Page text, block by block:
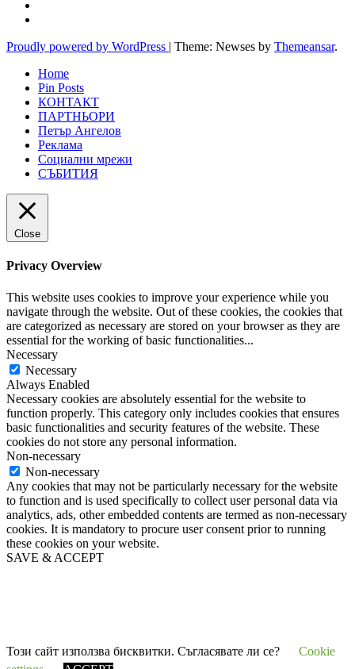
Proudly powered by WordPress | Theme: Newses by Themeansar.
Home
Pin Posts
КОНТАКТ
ПАРТНЬОРИ
Петър Ангелов
Реклама
Социални мрежи
СЪБИТИЯ
Този сайт използва бисквитки. Съгласявате ли се?
Cookie
Close
Privacy Overview
This website uses cookies to improve your experience while you
navigate through the website. Out of these cookies, the cookies that
are categorized as necessary are stored on your browser as they are
essential for the working of basic functionalities...
Necessary
Necessary
Always Enabled
Necessary cookies are absolutely essential for the website to
function properly. This category only includes cookies that ensures
basic functionalities and security features of the website. These
cookies do not store any personal information.
Non-necessary
Non-necessary
Any cookies that may not be particularly necessary for the website
to function and is used specifically to collect user personal data via
analytics, ads, other embedded contents are termed as non-necessary
cookies. It is mandatory to procure user consent prior to running
these cookies on your website.
SAVE & ACCEPT